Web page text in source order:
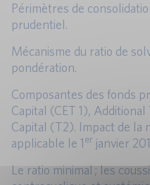
Périmètres de
prudentiel.
Mécanisme du ratio de
pondération.
Composantes des fonds
Capital (CET 1),
Capital (T2). Impact de la
applicable le 1er janvier
Le ratio minimal ; les